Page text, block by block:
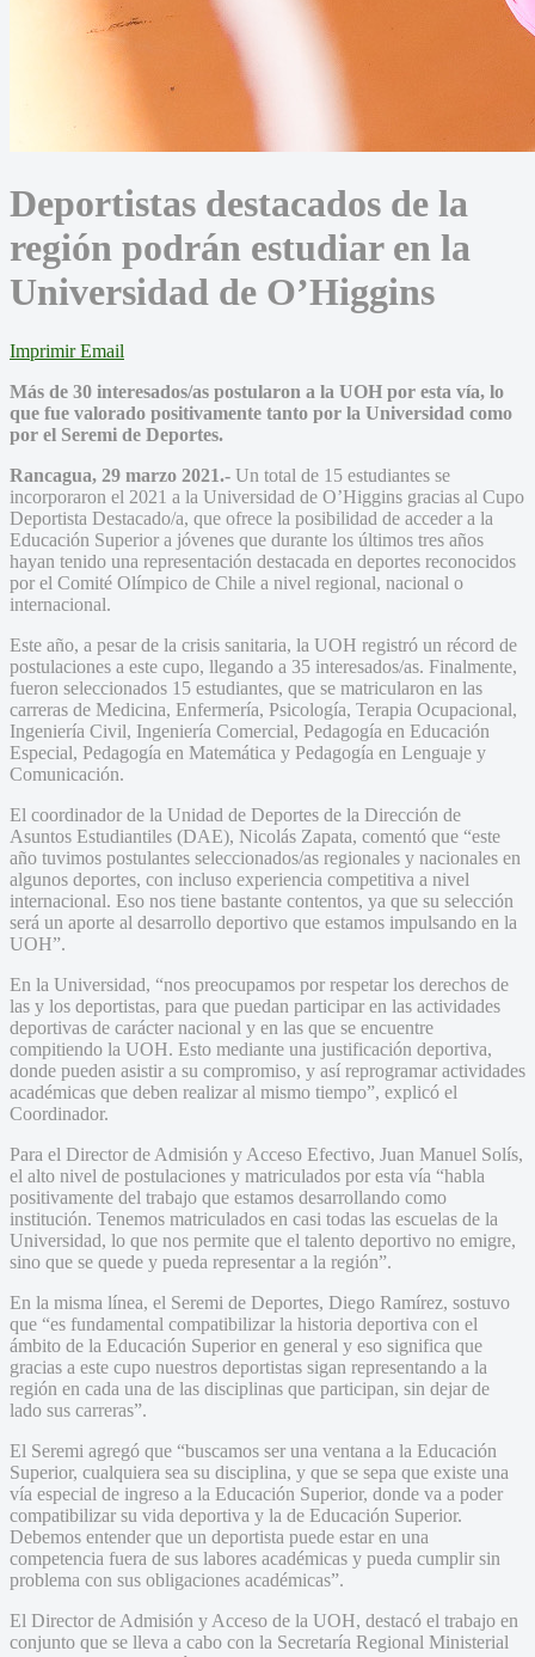
Deportistas destacados de la
región podrán estudiar en la
Universidad de O’Higgins
Imprimir Email
Más de 30 interesados/as postularon a la UOH por esta vía, lo
que fue valorado positivamente tanto por la Universidad como
por el Seremi de Deportes.
Rancagua, 29 marzo 2021.- Un total de 15 estudiantes se
incorporaron el 2021 a la Universidad de O’Higgins gracias al Cupo
Deportista Destacado/a, que ofrece la posibilidad de acceder a la
Educación Superior a jóvenes que durante los últimos tres años
hayan tenido una representación destacada en deportes reconocidos
por el Comité Olímpico de Chile a nivel regional, nacional o
internacional.
Este año, a pesar de la crisis sanitaria, la UOH registró un récord de
postulaciones a este cupo, llegando a 35 interesados/as. Finalmente,
fueron seleccionados 15 estudiantes, que se matricularon en las
carreras de Medicina, Enfermería, Psicología, Terapia Ocupacional,
Ingeniería Civil, Ingeniería Comercial, Pedagogía en Educación
Especial, Pedagogía en Matemática y Pedagogía en Lenguaje y
Comunicación.
El coordinador de la Unidad de Deportes de la Dirección de
Asuntos Estudiantiles (DAE), Nicolás Zapata, comentó que “este
año tuvimos postulantes seleccionados/as regionales y nacionales en
algunos deportes, con incluso experiencia competitiva a nivel
internacional. Eso nos tiene bastante contentos, ya que su selección
será un aporte al desarrollo deportivo que estamos impulsando en la
UOH”.
En la Universidad, “nos preocupamos por respetar los derechos de
las y los deportistas, para que puedan participar en las actividades
deportivas de carácter nacional y en las que se encuentre
compitiendo la UOH. Esto mediante una justificación deportiva,
donde pueden asistir a su compromiso, y así reprogramar actividades
académicas que deben realizar al mismo tiempo”, explicó el
Coordinador.
Para el Director de Admisión y Acceso Efectivo, Juan Manuel Solís,
el alto nivel de postulaciones y matriculados por esta vía “habla
positivamente del trabajo que estamos desarrollando como
institución. Tenemos matriculados en casi todas las escuelas de la
Universidad, lo que nos permite que el talento deportivo no emigre,
sino que se quede y pueda representar a la región”.
En la misma línea, el Seremi de Deportes, Diego Ramírez, sostuvo
que “es fundamental compatibilizar la historia deportiva con el
ámbito de la Educación Superior en general y eso significa que
gracias a este cupo nuestros deportistas sigan representando a la
región en cada una de las disciplinas que participan, sin dejar de
lado sus carreras”.
El Seremi agregó que “buscamos ser una ventana a la Educación
Superior, cualquiera sea su disciplina, y que se sepa que existe una
vía especial de ingreso a la Educación Superior, donde va a poder
compatibilizar su vida deportiva y la de Educación Superior.
Debemos entender que un deportista puede estar en una
competencia fuera de sus labores académicas y pueda cumplir sin
problema con sus obligaciones académicas”.
El Director de Admisión y Acceso de la UOH, destacó el trabajo en
conjunto que se lleva a cabo con la Secretaría Regional Ministerial